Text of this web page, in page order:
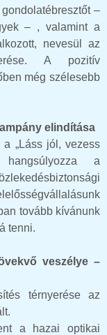
–
– , valamint a
nevesül az
A pozitív
még szélesebb
elindítása
„Láss jól, vezess
hangsúlyozza a
tovább kívánunk
tenni.
veszélye –
térnyerése az
a hazai optikai